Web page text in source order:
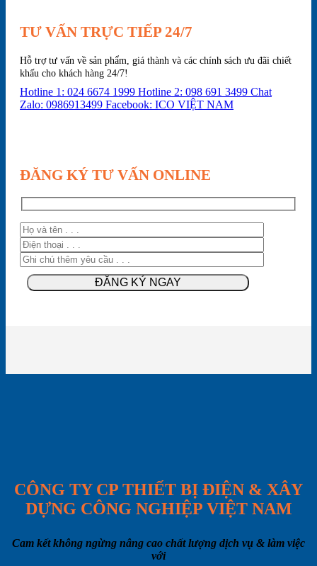
TƯ VẤN TRỰC TIẾP 24/7
Hỗ trợ tư vấn về sản phẩm, giá thành và các chính sách ưu đãi chiết
khấu cho khách hàng 24/7!
Hotline 1: 024 6674 1999 Hotline 2: 098 691 3499 Chat
Zalo: 0986913499 Facebook: ICO VIỆT NAM
ĐĂNG KÝ TƯ VẤN ONLINE
CÔNG TY CP THIẾT BỊ ĐIỆN & XÂY
DỰNG CÔNG NGHIỆP VIỆT NAM
Cam kết không ngừng nâng cao chất lượng dịch vụ & làm việc
với